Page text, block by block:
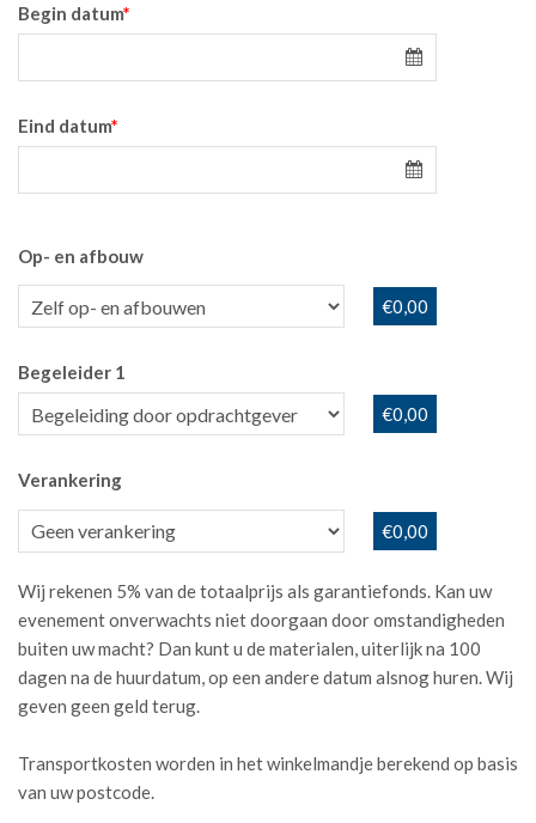
Begin datum*
Eind datum*
Op- en afbouw
€0,00
Begeleider 1
€0,00
Verankering
€0,00
Wij rekenen 5% van de totaalprijs als garantiefonds. Kan uw
evenement onverwachts niet doorgaan door omstandigheden
buiten uw macht? Dan kunt u de materialen, uiterlijk na 100
dagen na de huurdatum, op een andere datum alsnog huren. Wij
geven geen geld terug.
Transportkosten worden in het winkelmandje berekend op basis
van uw postcode.